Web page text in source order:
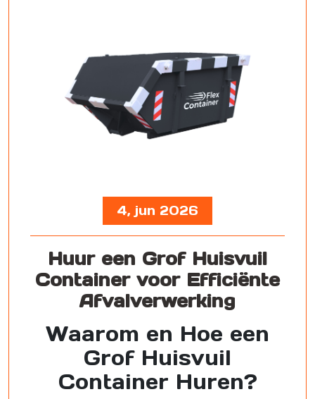
4, jun 2026
Huur een Grof Huisvuil
Container voor Efficiënte
Afvalverwerking
Waarom en Hoe een
Grof Huisvuil
Container Huren?